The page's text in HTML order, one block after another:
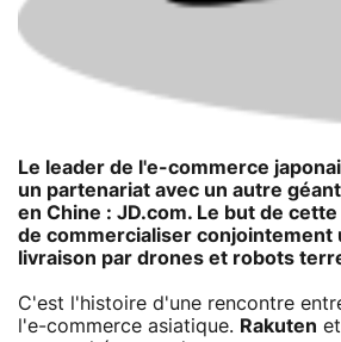
Le leader de l'e-commerce
un partenariat avec un autre
en Chine : JD.com. Le but de
de commercialiser conjointement
livraison par drones et robots
C'est l'histoire d'une rencontre
l'e-commerce asiatique. Rakuten et